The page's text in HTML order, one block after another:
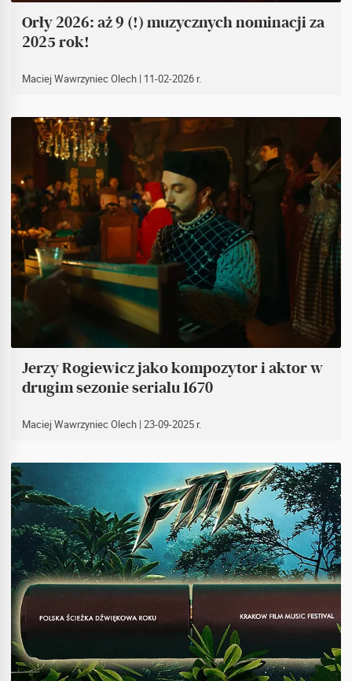
Orły 2026: aż 9 (!) muzycznych nominacji za
2025 rok!
Maciej Wawrzyniec Olech | 11-02-2026 r.
Jerzy Rogiewicz jako kompozytor i aktor w
drugim sezonie serialu 1670
Maciej Wawrzyniec Olech | 23-09-2025 r.